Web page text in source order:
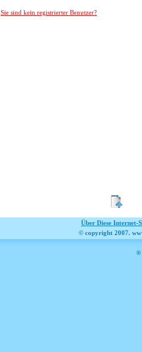
Sie sind kein registrierter Benutzer?
Über Diese Internet-
© copyright 2007.
®